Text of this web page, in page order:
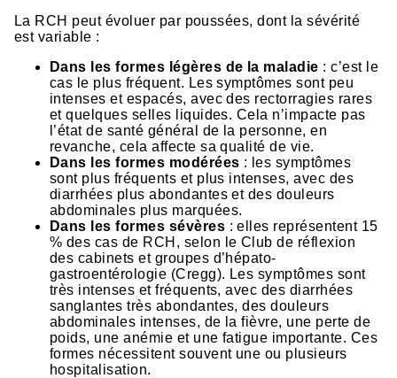
La RCH peut évoluer par poussées, dont la sévérité
est variable :
Dans les formes légères de la maladie : c’est le
cas le plus fréquent. Les symptômes sont peu
intenses et espacés, avec des rectorragies rares
et quelques selles liquides. Cela n’impacte pas
l’état de santé général de la personne, en
revanche, cela affecte sa qualité de vie.
Dans les formes modérées : les symptômes
sont plus fréquents et plus intenses, avec des
diarrhées plus abondantes et des douleurs
abdominales plus marquées.
Dans les formes sévères : elles représentent 15
% des cas de RCH, selon le Club de réflexion
des cabinets et groupes d’hépato-
gastroentérologie (Cregg). Les symptômes sont
très intenses et fréquents, avec des diarrhées
sanglantes très abondantes, des douleurs
abdominales intenses, de la fièvre, une perte de
poids, une anémie et une fatigue importante. Ces
formes nécessitent souvent une ou plusieurs
hospitalisation.